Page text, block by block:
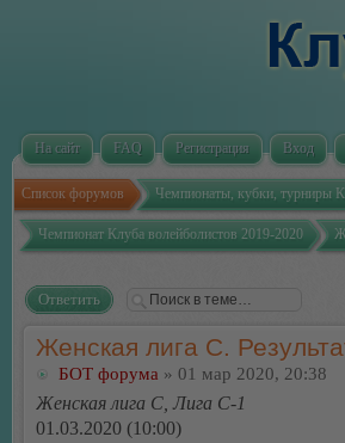
На сайт FAQ Регистрация Вход
Список форумов Чемпионаты, кубки, турниры
Чемпионат Клуба волейболистов 2019-2020
Ответить
Женская лига С.
БОТ форума » 01 мар 2020, 20:38
Женская лига С, Лига С-1
01.03.2020 (10:00)